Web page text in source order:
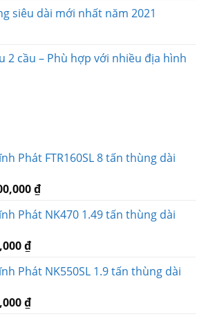
siêu dài mới nhất năm 2021
2 cầu – Phù hợp với nhiều địa hình
Phát FTR160SL 8 tấn thùng dài
₫
Phát NK470 1.49 tấn thùng dài
₫
Phát NK550SL 1.9 tấn thùng dài
₫